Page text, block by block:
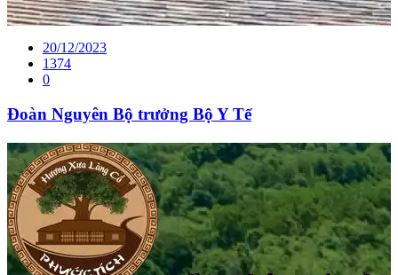
20/12/2023
1374
0
Đoàn Nguyên Bộ trưởng Bộ Y Tế